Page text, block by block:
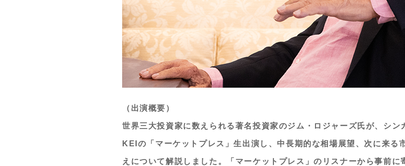
（出演概要）
世界三大投資家に数えられる著名投資家のジム・ロジャーズ氏が、シ
KEIの「マーケットプレス」生出演し、中長期的な相場展望、次に来る
えについて解説しました。「マーケットプレス」のリスナーから事前に